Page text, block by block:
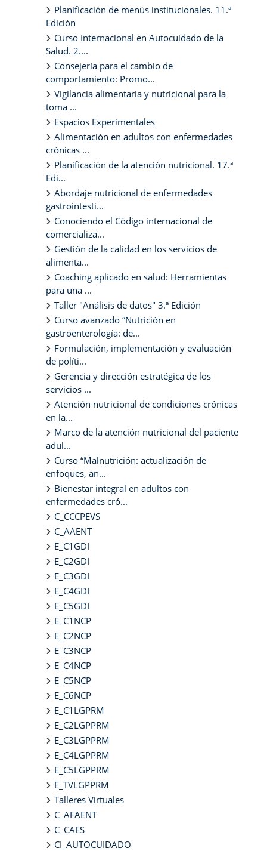
Planificación de menús institucionales. 11.ª
Edición
Curso Internacional en Autocuidado de la
Salud. 2....
Consejería para el cambio de
comportamiento: Promo...
Vigilancia alimentaria y nutricional para la
toma ...
Espacios Experimentales
Alimentación en adultos con enfermedades
crónicas ...
Planificación de la atención nutricional. 17.ª
Edi...
Abordaje nutricional de enfermedades
gastrointesti...
Conociendo el Código internacional de
comercializa...
Gestión de la calidad en los servicios de
alimenta...
Coaching aplicado en salud: Herramientas
para una ...
Taller "Análisis de datos" 3.ª Edición
Curso avanzado “Nutrición en
gastroenterología: de...
Formulación, implementación y evaluación
de políti...
Gerencia y dirección estratégica de los
servicios ...
Atención nutricional de condiciones crónicas
en la...
Marco de la atención nutricional del paciente
adul...
Curso “Malnutrición: actualización de
enfoques, an...
Bienestar integral en adultos con
enfermedades cró...
C_CCCPEVS
C_AAENT
E_C1GDI
E_C2GDI
E_C3GDI
E_C4GDI
E_C5GDI
E_C1NCP
E_C2NCP
E_C3NCP
E_C4NCP
E_C5NCP
E_C6NCP
E_C1LGPRM
E_C2LGPPRM
E_C3LGPPRM
E_C4LGPPRM
E_C5LGPPRM
E_TVLGPPRM
Talleres Virtuales
C_AFAENT
C_CAES
CI_AUTOCUIDADO